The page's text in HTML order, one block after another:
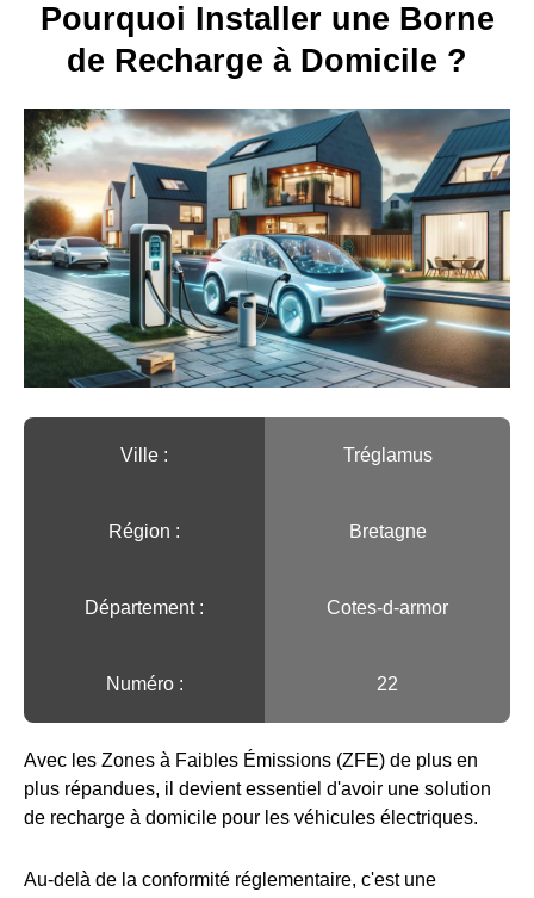
Pourquoi Installer une Borne
de Recharge à Domicile ?
Ville :️ Tréglamus
Région :️ Bretagne
Département : Cotes-d-armor
Numéro : 22
Avec les Zones à Faibles Émissions (ZFE) de plus en
plus répandues, il devient essentiel d'avoir une solution
de recharge à domicile pour les véhicules électriques.
Au-delà de la conformité réglementaire, c'est une